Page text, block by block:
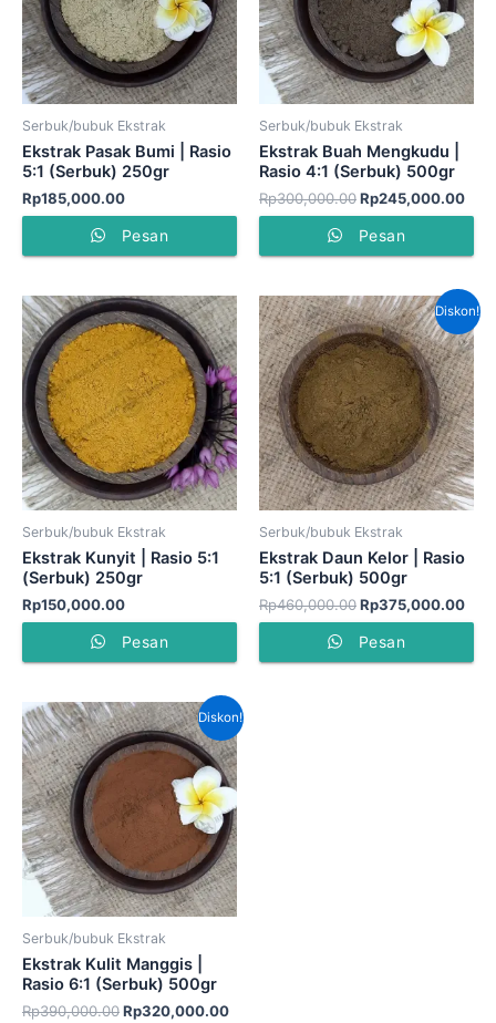
Serbuk/bubuk Ekstrak
Ekstrak Pasak Bumi | Rasio
5:1 (Serbuk) 250gr
Rp185,000.00
Pesan
Serbuk/bubuk Ekstrak
Ekstrak Buah Mengkudu |
Rasio 4:1 (Serbuk) 500gr
Rp300,000.00Rp245,000.00
Pesan
Serbuk/bubuk Ekstrak
Ekstrak Kunyit | Rasio 5:1
(Serbuk) 250gr
Rp150,000.00
Pesan
Diskon!
Serbuk/bubuk Ekstrak
Ekstrak Daun Kelor | Rasio
5:1 (Serbuk) 500gr
Rp460,000.00
Harga
aslinya
adalah:
Rp460,000.00.
Rp375,000.00
saat
ini
Pesan
Diskon!
Serbuk/bubuk Ekstrak
Ekstrak Kulit Manggis |
Rasio 6:1 (Serbuk) 500gr
Rp390,000.00
Harga
aslinya
adalah:
Rp390,000.00.
Rp320,000.00
Harga
saat
ini
adalah:
Rp320,000.00.